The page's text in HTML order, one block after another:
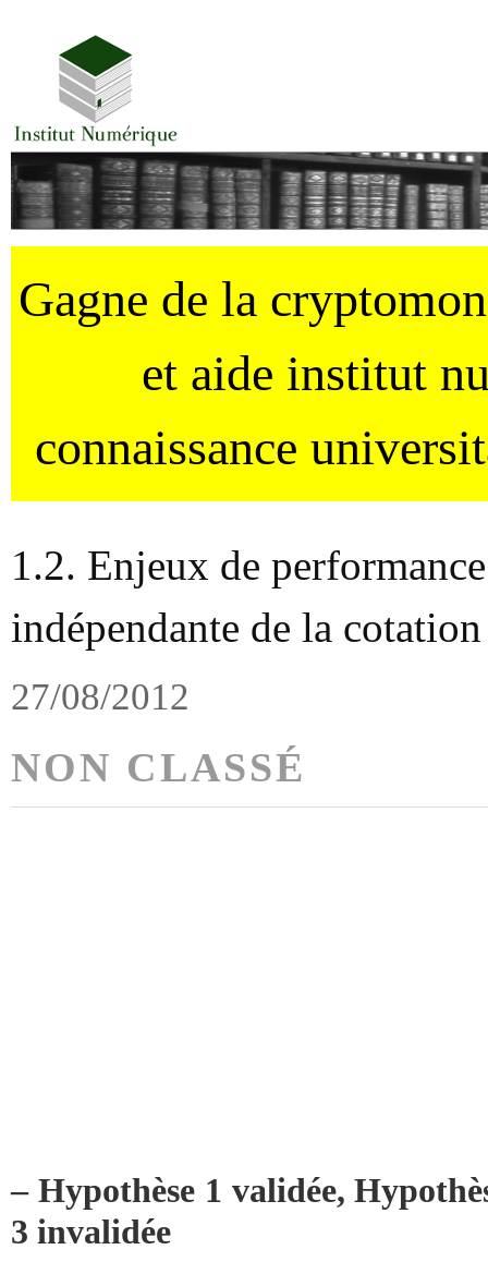
Gagne de la
et aide institut
connaissance
1.2. Enjeux de
indépendante de la cotation
27/08/2012
NON CLASSÉ
– Hypothèse 1 validée,
3 invalidée